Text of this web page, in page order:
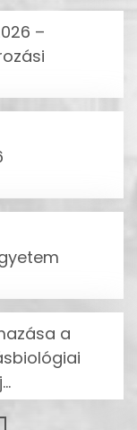
–
a